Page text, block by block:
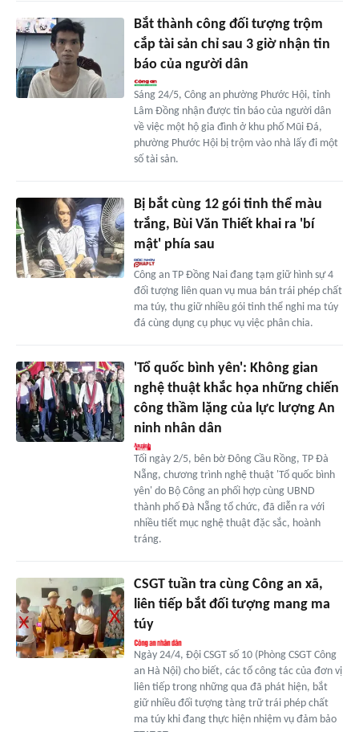
Bắt thành công đối tượng trộm
cắp tài sản chỉ sau 3 giờ nhận tin
báo của người dân
Sáng 24/5, Công an phường Phước Hội, tỉnh
Lâm Đồng nhận được tin báo của người dân
về việc một hộ gia đình ở khu phố Mũi Đá,
phường Phước Hội bị trộm vào nhà lấy đi một
số tài sản.
Bị bắt cùng 12 gói tinh thể màu
trắng, Bùi Văn Thiết khai ra 'bí
mật' phía sau
Công an TP Đồng Nai đang tạm giữ hình sự 4
đối tượng liên quan vụ mua bán trái phép chất
ma túy, thu giữ nhiều gói tinh thể nghi ma túy
đá cùng dụng cụ phục vụ việc phân chia.
'Tổ quốc bình yên': Không gian
nghệ thuật khắc họa những chiến
công thầm lặng của lực lượng An
ninh nhân dân
Tối ngày 2/5, bên bờ Đông Cầu Rồng, TP Đà
Nẵng, chương trình nghệ thuật 'Tổ quốc bình
yên' do Bộ Công an phối hợp cùng UBND
thành phố Đà Nẵng tổ chức, đã diễn ra với
nhiều tiết mục nghệ thuật đặc sắc, hoành
tráng.
CSGT tuần tra cùng Công an xã,
liên tiếp bắt đối tượng mang ma
túy
Ngày 24/4, Đội CSGT số 10 (Phòng CSGT Công
an Hà Nội) cho biết, các tổ công tác của đơn vị
liên tiếp trong những qua đã phát hiện, bắt
giữ nhiều đối tượng tàng trữ trái phép chất
ma túy khi đang thực hiện nhiệm vụ đảm bảo